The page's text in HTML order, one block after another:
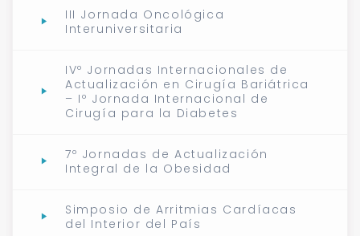
III Jornada Oncológica
Interuniversitaria
IVº Jornadas Internacionales de
Actualización en Cirugía Bariátrica
– Iº Jornada Internacional de
Cirugía para la Diabetes
7º Jornadas de Actualización
Integral de la Obesidad
Simposio de Arritmias Cardíacas
del Interior del País